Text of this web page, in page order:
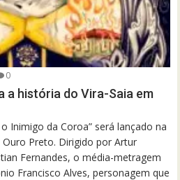
0
a história do Vira-Saia em
Inimigo da Coroa” será lançado na
Preto. Dirigido por Artur
Fernandes, o média-metragem
Francisco Alves, personagem que